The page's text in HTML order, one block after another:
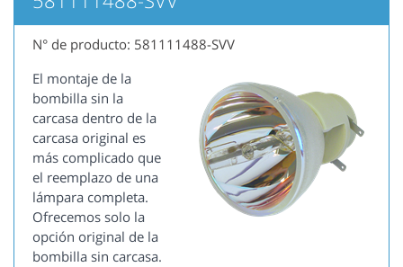
N° de producto: 581111488-SVV
El montaje de la
bombilla sin la
carcasa dentro de la
carcasa original es
más complicado que
el reemplazo de una
lámpara completa.
Ofrecemos solo la
opción original de la
bombilla sin carcasa.